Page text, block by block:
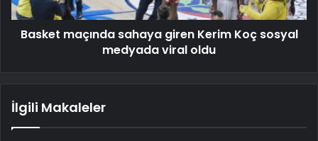
Basket maçında sahaya giren Kerim Koç sosyal
medyada viral oldu
İlgili Makaleler